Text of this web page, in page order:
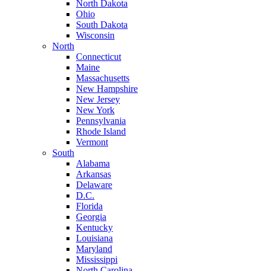
North Dakota
Ohio
South Dakota
Wisconsin
North
Connecticut
Maine
Massachusetts
New Hampshire
New Jersey
New York
Pennsylvania
Rhode Island
Vermont
South
Alabama
Arkansas
Delaware
D.C.
Florida
Georgia
Kentucky
Louisiana
Maryland
Mississippi